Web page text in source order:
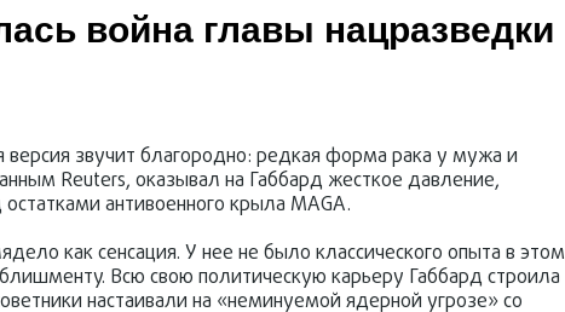
война главы нацразведки
версия звучит благородно: редкая форма рака у мужа и
Reuters, оказывал на Габбард жесткое давление,
антивоенного крыла MAGA.
как сенсация. У нее не было классического опыта в этом
Всю свою политическую карьеру Габбард строила
настаивали на «неминуемой ядерной угрозе» со